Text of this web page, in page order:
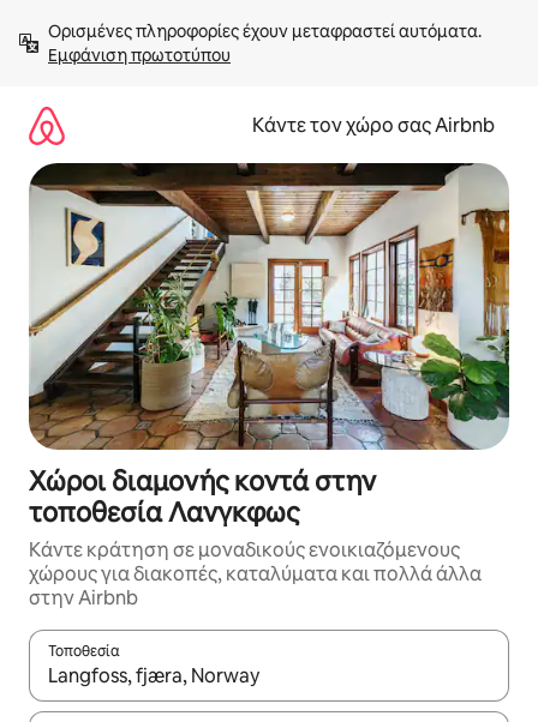
στο
περιεχόμενοΕμφάνιση πρωτοτύπου
Κάντε τον χώρο σας Airbnb
Χώροι διαμονής κοντά στην
τοποθεσία Λανγκφως
Κάντε κράτηση σε μοναδικούς ενοικιαζόμενους
χώρους για διακοπές, καταλύματα και πολλά άλλα
στην Airbnb
Τοποθεσία
Όταν τα αποτελέσματα είναι διαθέσιμα, μπορείτε να